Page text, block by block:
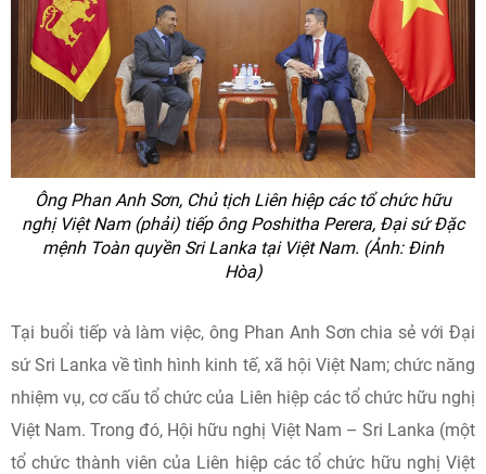
Ông Phan Anh Sơn, Chủ tịch Liên hiệp các tổ chức hữu
nghị Việt Nam (phải) tiếp ông Poshitha Perera, Đại sứ Đặc
mệnh Toàn quyền Sri Lanka tại Việt Nam. (Ảnh: Đinh
Hòa)
Tại buổi tiếp và làm việc, ông Phan Anh Sơn chia sẻ với Đại
sứ Sri Lanka về tình hình kinh tế, xã hội Việt Nam; chức năng
nhiệm vụ, cơ cấu tổ chức của Liên hiệp các tổ chức hữu nghị
Việt Nam. Trong đó, Hội hữu nghị Việt Nam – Sri Lanka (một
tổ chức thành viên của Liên hiệp các tổ chức hữu nghị Việt